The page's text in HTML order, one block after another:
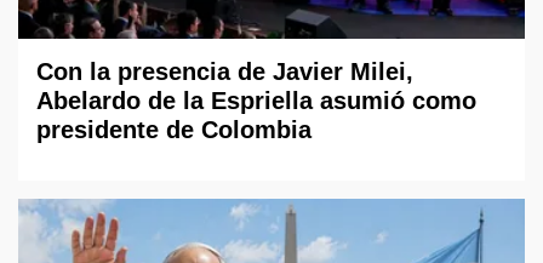
Con la presencia de Javier Milei,
Abelardo de la Espriella asumió como
presidente de Colombia